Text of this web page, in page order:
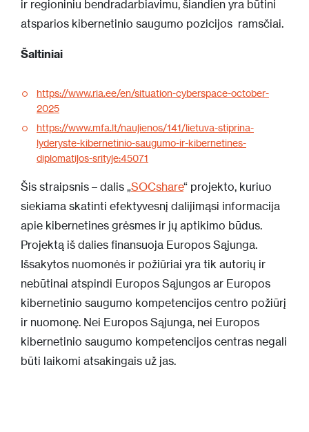
ir regioniniu bendradarbiavimu, šiandien yra būtini
atsparios kibernetinio saugumo pozicijos ramsčiai.
Šaltiniai
https://www.ria.ee/en/situation-cyberspace-october-
2025
https://www.mfa.lt/naujienos/141/lietuva-stiprina-
lyderyste-kibernetinio-saugumo-ir-kibernetines-
diplomatijos-srityje:45071
Šis straipsnis – dalis „SOCshare“ projekto, kuriuo
siekiama skatinti efektyvesnį dalijimąsi informacija
apie kibernetines grėsmes ir jų aptikimo būdus.
Projektą iš dalies finansuoja Europos Sąjunga.
Išsakytos nuomonės ir požiūriai yra tik autorių ir
nebūtinai atspindi Europos Sąjungos ar Europos
kibernetinio saugumo kompetencijos centro požiūrį
ir nuomonę. Nei Europos Sąjunga, nei Europos
kibernetinio saugumo kompetencijos centras negali
būti laikomi atsakingais už jas.